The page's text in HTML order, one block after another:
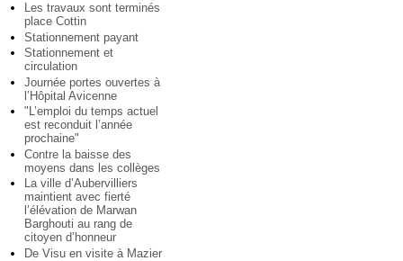
Les travaux sont terminés
place Cottin
Stationnement payant
Stationnement et
circulation
Journée portes ouvertes à
l’Hôpital Avicenne
"L’emploi du temps actuel
est reconduit l’année
prochaine"
Contre la baisse des
moyens dans les collèges
La ville d’Aubervilliers
maintient avec fierté
l’élévation de Marwan
Barghouti au rang de
citoyen d’honneur
De Visu en visite à Mazier